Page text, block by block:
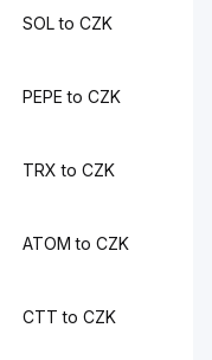
SOL to CZK
PEPE to CZK
TRX to CZK
ATOM to CZK
CTT to CZK